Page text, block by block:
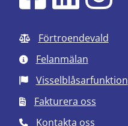
Förtroendevald
Felanmälan
Visselblåsarfunktion
Fakturera oss
Kontakta oss